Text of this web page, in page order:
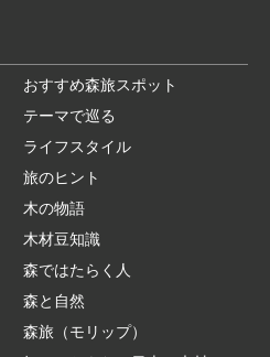
おすすめ森旅スポット
テーマで巡る
ライフスタイル
旅のヒント
木の物語
木材豆知識
森ではたらく人
森と自然
森旅（モリップ）